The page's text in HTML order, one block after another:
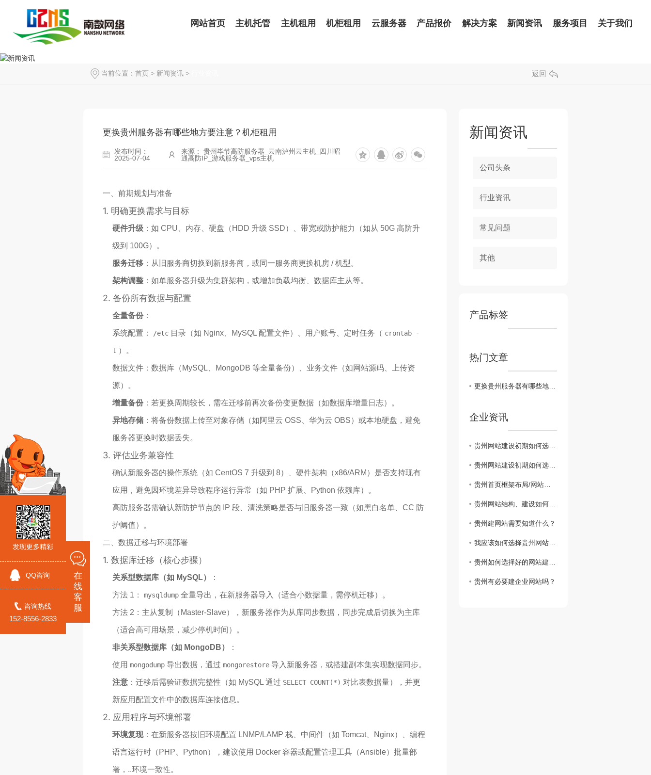
网站首页 主机托管 主机租用 机柜租用 云服务器 产品报价 解决方案 新闻资讯 服务项目 关于我们
当前位置： 首页 > 新闻资讯 > 返回
更换贵州服务器有哪些地方要注意？机柜租用
发布时间：
2025-07-04
来源： 贵州毕节高防服务器_云南泸州云主机_四川昭
通高防IP_游戏服务器_vps主机
一、前期规划与准备
1. 明确更换需求与目标
硬件升级 ：如 CPU、内存、硬盘（HDD 升级 SSD）、带宽或防护能力（如从 50G 高防升
级到 100G）。
服务迁移 ：从旧服务商切换到新服务商，或同一服务商更换机房 / 机型。
架构调整 ：如单服务器升级为集群架构，或增加负载均衡、数据库主从等。
2. 备份所有数据与配置
全量备份：
系统配置： /etc 目录（如 Nginx、MySQL 配置文件）、用户账号、定时任务（ crontab -
l ）。
数据文件：数据库（MySQL、MongoDB 等全量备份）、业务文件（如网站源码、上传资
源）。
增量备份：若更换周期较长，需在迁移前再次备份变更数据（如数据库增量日志）。
异地存储 ：将备份数据上传至对象存储（如阿里云 OSS、华为云 OBS）或本地硬盘，避免
服务器更换时数据丢失。
3. 评估业务兼容性
确认新服务器的操作系统（如 CentOS 7 升级到 8）、硬件架构（x86/ARM）是否支持现有
应用，避免因环境差异导致程序运行异常（如 PHP 扩展、Python 依赖库）。
高防服务器需确认新防护节点的 IP 段、清洗策略是否与旧服务器一致（如黑白名单、CC 防
护阈值）。
二、数据迁移与环境部署
1. 数据库迁移（核心步骤）
关系型数据库（如 MySQL） ：
方法 1： mysqldump 全量导出，在新服务器导入（适合小数据量，需停机迁移）。
方法 2：主从复制（Master-Slave），新服务器作为从库同步数据，同步完成后切换为主库
（适合高可用场景，减少停机时间）。
非关系型数据库（如 MongoDB） ：
使用 mongodump 导出数据，通过 mongorestore 导入新服务器，或搭建副本集实现数据同步。
注意 ：迁移后需验证数据完整性（如 MySQL 通过 SELECT COUNT(*) 对比表数据量），并更
新应用配置文件中的数据库连接信息。
2. 应用程序与环境部署
环境复现：在新服务器按旧环境配置 LNMP/LAMP 栈、中间件（如 Tomcat、Nginx）、编程
语言运行时（PHP、Python），建议使用 Docker 容器或配置管理工具（Ansible）批量部
署，..环境一致性。
新闻资讯
公司头条
行业资讯
常见问题
其他
产品标签
热门文章
更换贵州服务器有哪些地方要注意？机柜租用
企业资讯
贵州网站建设初期如何选择域名
贵州网站建设初期如何选择域名
贵州首页框架布局/网站建设思路
贵州网站结构、建设如何实现网站设计
贵州建网站需要知道什么？
我应该如何选择贵州网站虚拟主机？
贵州如何选择好的网站建设公司？
贵州有必要建企业网站吗？
发现更多精彩
QQ咨询
咨询热线
152-8556-2833
在
线
客
服